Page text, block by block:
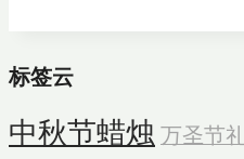
套
标签云
中秋节蜡烛 万圣节